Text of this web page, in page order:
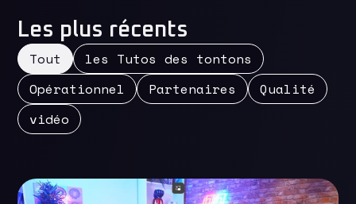
Les plus récents
les Tutos des tontons
Opérationnel
Partenaires
Qualité
vidéo
Tout